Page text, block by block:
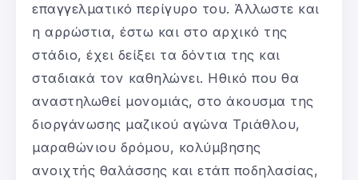
επαγγελματικό περίγυρο του. Άλλωστε και
η αρρώστια, έστω και στο αρχικό της
στάδιο, έχει δείξει τα δόντια της και
σταδιακά τον καθηλώνει. Ηθικό που θα
αναστηλωθεί μονομιάς, στο άκουσμα της
διοργάνωσης μαζικού αγώνα Τριάθλου,
μαραθώνιου δρόμου, κολύμβησης
ανοιχτής θαλάσσης και ετάπ ποδηλασίας,